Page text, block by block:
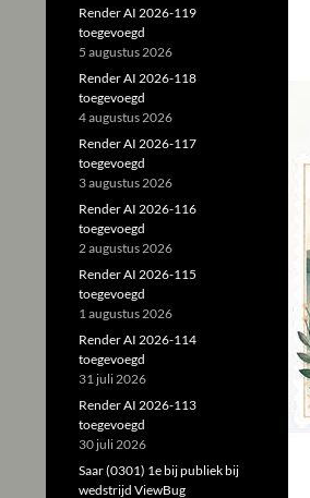
Render AI 2026-119
toegevoegd
5 augustus 2026
Render AI 2026-118
toegevoegd
4 augustus 2026
Render AI 2026-117
toegevoegd
3 augustus 2026
Render AI 2026-116
toegevoegd
2 augustus 2026
Render AI 2026-115
toegevoegd
1 augustus 2026
Render AI 2026-114
toegevoegd
31 juli 2026
Render AI 2026-113
toegevoegd
30 juli 2026
Saar (0301) 1e bij publiek bij
wedstrijd ViewBug